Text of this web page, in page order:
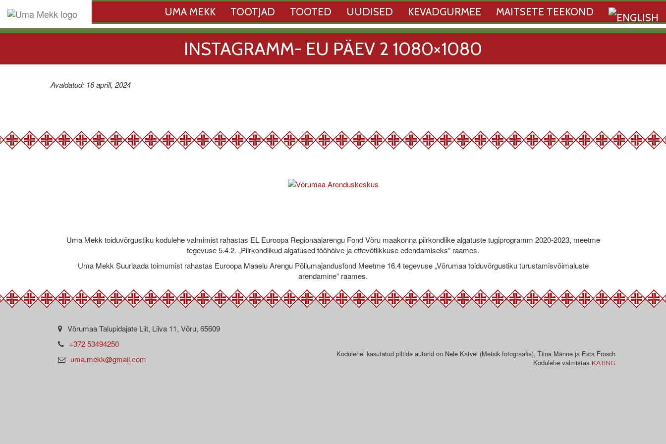
UMA MEKK TOOTJAD TOOTED UUDISED KEVADGURMEE MAITSETE TEEKOND
INSTAGRAMM- EU PÄEV 2 1080×1080
Avaldatud: 16 aprill, 2024
Uma Mekk toiduvõrgustiku kodulehe valmimist rahastas EL Euroopa Regionaalarengu Fond Võru maakonna piirkondlike algatuste tugiprogramm 2020-2023, meetme
tegevuse 5.4.2. „Piirkondlikud algatused tööhõive ja ettevõtlikkuse edendamiseks” raames.
Uma Mekk Suurlaada toimumist rahastas Euroopa Maaelu Arengu Põllumajandusfond Meetme 16.4 tegevuse „Võrumaa toiduvõrgustiku turustamisvõimaluste
arendamine” raames.
Võrumaa Talupidajate Liit, Liiva 11, Võru, 65609
+372 53494250
uma.mekk@gmail.com
Kodulehel kasutatud piltide autorid on Nele Katvel (Metsik fotograafia), Tiina Männe ja Esta Frosch
Kodulehe valmistas KATING